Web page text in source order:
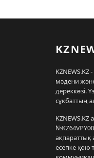
KZNEWS.KZ
мәдени
дереккөзі.
сұқбаттың
KZNEWS.KZ
ақпараттық
есепке қою